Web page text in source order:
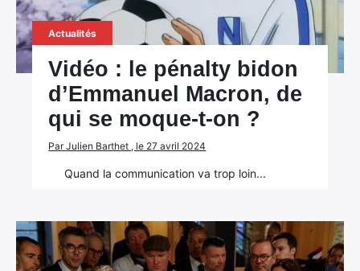
Actualités
Vidéo : le pénalty bidon
d’Emmanuel Macron, de
qui se moque-t-on ?
Par Julien Barthet , le 27 avril 2024
Quand la communication va trop loin...